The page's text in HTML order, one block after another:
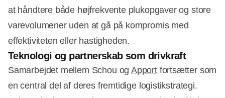
at håndtere både højfrekvente plukopgaver og store
varevolumener uden at gå på kompromis med
effektiviteten eller hastigheden.
Teknologi og partnerskab som drivkraft
Samarbejdet mellem Schou og Apportfortsætter som
en central del af deres fremtidige logistikstrategi.